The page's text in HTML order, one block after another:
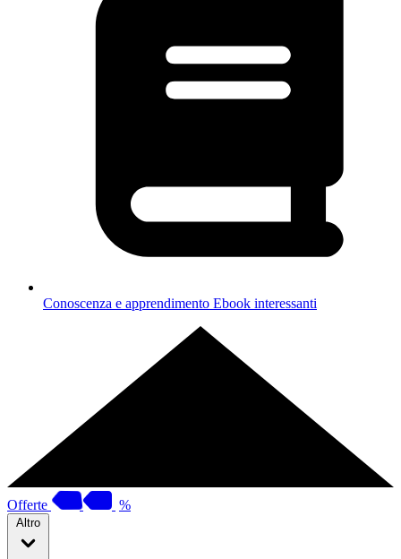
Conoscenza e apprendimento Ebook interessanti
Offerte %
Altro